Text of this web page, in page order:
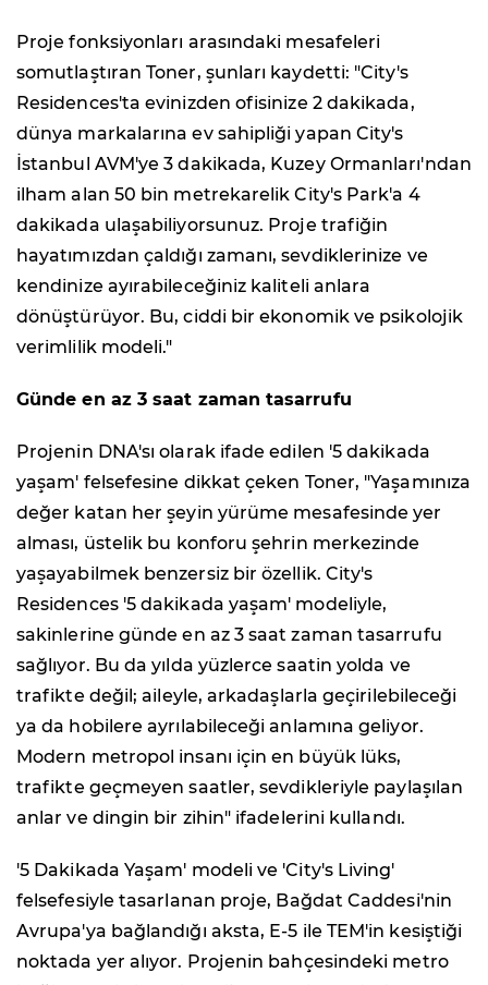
Proje fonksiyonları arasındaki mesafeleri
somutlaştıran Toner, şunları kaydetti: "City's
Residences'ta evinizden ofisinize 2 dakikada,
dünya markalarına ev sahipliği yapan City's
İstanbul AVM'ye 3 dakikada, Kuzey Ormanları'ndan
ilham alan 50 bin metrekarelik City's Park'a 4
dakikada ulaşabiliyorsunuz. Proje trafiğin
hayatımızdan çaldığı zamanı, sevdiklerinize ve
kendinize ayırabileceğiniz kaliteli anlara
dönüştürüyor. Bu, ciddi bir ekonomik ve psikolojik
verimlilik modeli."
Günde en az 3 saat zaman tasarrufu
Projenin DNA'sı olarak ifade edilen '5 dakikada
yaşam' felsefesine dikkat çeken Toner, "Yaşamınıza
değer katan her şeyin yürüme mesafesinde yer
alması, üstelik bu konforu şehrin merkezinde
yaşayabilmek benzersiz bir özellik. City's
Residences '5 dakikada yaşam' modeliyle,
sakinlerine günde en az 3 saat zaman tasarrufu
sağlıyor. Bu da yılda yüzlerce saatin yolda ve
trafikte değil; aileyle, arkadaşlarla geçirilebileceği
ya da hobilere ayrılabileceği anlamına geliyor.
Modern metropol insanı için en büyük lüks,
trafikte geçmeyen saatler, sevdikleriyle paylaşılan
anlar ve dingin bir zihin" ifadelerini kullandı.
'5 Dakikada Yaşam' modeli ve 'City's Living'
felsefesiyle tasarlanan proje, Bağdat Caddesi'nin
Avrupa'ya bağlandığı aksta, E-5 ile TEM'in kesiştiği
noktada yer alıyor. Projenin bahçesindeki metro